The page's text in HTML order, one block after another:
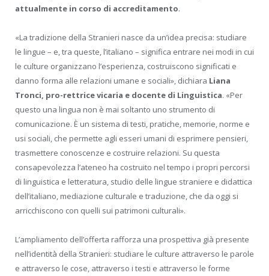
attualmente in corso di accreditamento.
«La tradizione della Stranieri nasce da un’idea precisa: studiare
le lingue – e, tra queste, l’italiano – significa entrare nei modi in cui
le culture organizzano l’esperienza, costruiscono significati e
danno forma alle relazioni umane e sociali», dichiara Liana
Tronci, pro-rettrice vicaria e docente di Linguistica. «Per
questo una lingua non è mai soltanto uno strumento di
comunicazione. È un sistema di testi, pratiche, memorie, norme e
usi sociali, che permette agli esseri umani di esprimere pensieri,
trasmettere conoscenze e costruire relazioni. Su questa
consapevolezza l’ateneo ha costruito nel tempo i propri percorsi
di linguistica e letteratura, studio delle lingue straniere e didattica
dell’italiano, mediazione culturale e traduzione, che da oggi si
arricchiscono con quelli sui patrimoni culturali».
L’ampliamento dell’offerta rafforza una prospettiva già presente
nell’identità della Stranieri: studiare le culture attraverso le parole
e attraverso le cose, attraverso i testi e attraverso le forme